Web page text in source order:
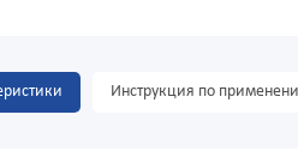
Инструкция по